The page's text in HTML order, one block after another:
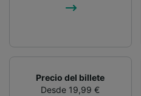
Precio del billete
Desde 19,99 €